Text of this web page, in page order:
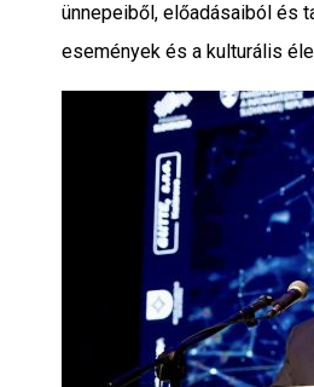
ünnepeiből, előadásaiból és
események és a kulturális